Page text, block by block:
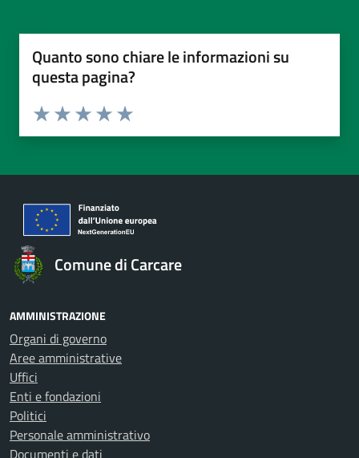
Quanto sono chiare le informazioni su
questa pagina?
Valuta da 1 a 5 stelle la pagina
Valuta 5 stelle su 5
Valuta 4 stelle su 5
Valuta 3 stelle su 5
Valuta 2 stelle su 5
Valuta 1 stelle su 5
Comune di Carcare
AMMINISTRAZIONE
Organi di governo
Aree amministrative
Uffici
Enti e fondazioni
Politici
Personale amministrativo
Documenti e dati